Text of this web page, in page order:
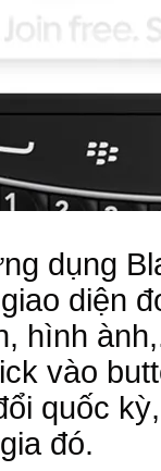
dụng
diện
hình
vào
quốc
đó.